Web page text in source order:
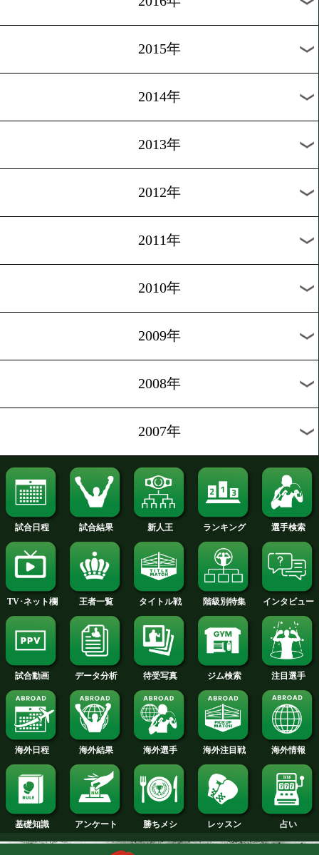
2022年
2020年
2019年
2018年
2017年
2016年
2015年
2014年
2013年
2012年
2011年
2010年